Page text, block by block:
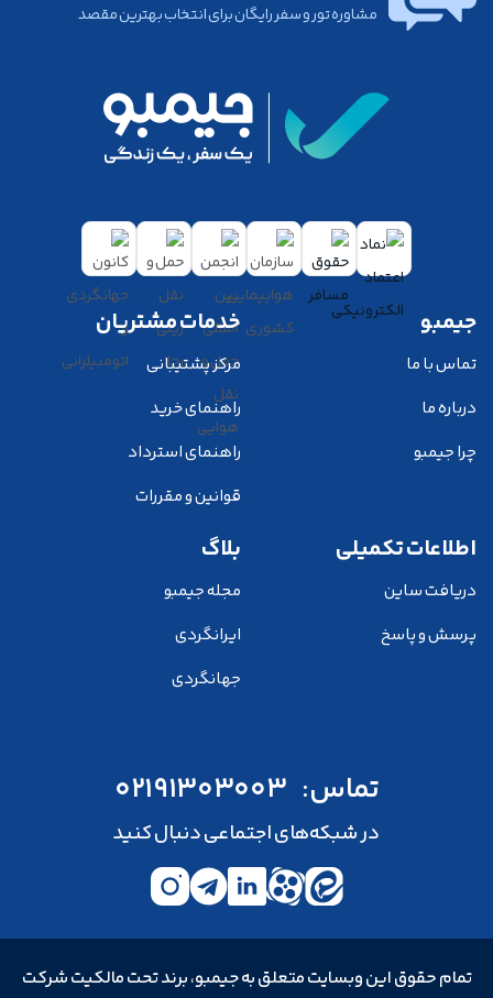
مشاوره تور و سفر رایگان برای انتخاب بهترین مقصد
جیمبو
تماس با ما
درباره ما
چرا جیمبو
خدمات مشتریان
مرکز پشتیبانی
راهنمای خرید
راهنمای استرداد
قوانین و مقررات
اطلاعات تکمیلی
دریافت ساین
پرسش و پاسخ
بلاگ
مجله جیمبو
ایرانگردی
جهانگردی
تماس: 02191303003
در شبکه‌های اجتماعی دنبال کنید
تمام حقوق این وبسایت متعلق به جیمبو، برند تحت مالکیت شرکت